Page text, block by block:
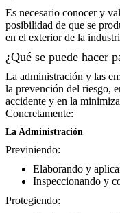
Es necesario conocer y
posibilidad de que se
en el exterior de la
¿Qué se puede hacer
La administración y las
la prevención del riesgo,
accidente y en la
Concretamente:
La Administración
Previniendo:
Elaborando y
Inspeccionando y
Protegiendo: